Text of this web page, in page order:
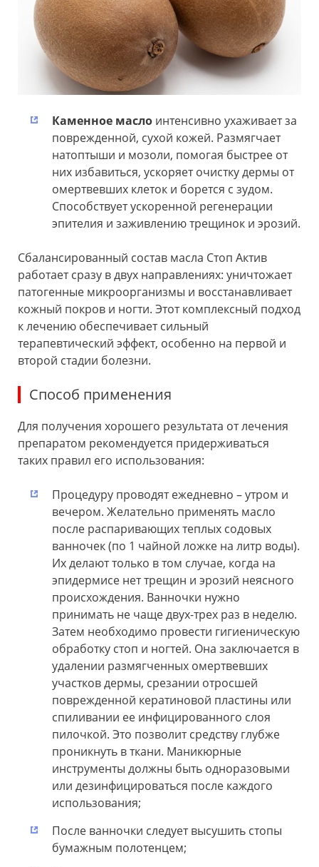
Каменное масло интенсивно ухаживает за
поврежденной, сухой кожей. Размягчает
натоптыши и мозоли, помогая быстрее от
них избавиться, ускоряет очистку дермы от
омертвевших клеток и борется с зудом.
Способствует ускоренной регенерации
эпителия и заживлению трещинок и эрозий.
Сбалансированный состав масла Стоп Актив
работает сразу в двух направлениях: уничтожает
патогенные микроорганизмы и восстанавливает
кожный покров и ногти. Этот комплексный подход
к лечению обеспечивает сильный
терапевтический эффект, особенно на первой и
второй стадии болезни.
Способ применения
Для получения хорошего результата от лечения
препаратом рекомендуется придерживаться
таких правил его использования:
Процедуру проводят ежедневно – утром и
вечером. Желательно применять масло
после распаривающих теплых содовых
ванночек (по 1 чайной ложке на литр воды).
Их делают только в том случае, когда на
эпидермисе нет трещин и эрозий неясного
происхождения. Ванночки нужно
принимать не чаще двух-трех раз в неделю.
Затем необходимо провести гигиеническую
обработку стоп и ногтей. Она заключается в
удалении размягченных омертвевших
участков дермы, срезании отросшей
поврежденной кератиновой пластины или
спиливании ее инфицированного слоя
пилочкой. Это позволит средству глубже
проникнуть в ткани. Маникюрные
инструменты должны быть одноразовыми
или дезинфицироваться после каждого
использования;
После ванночки следует высушить стопы
бумажным полотенцем;